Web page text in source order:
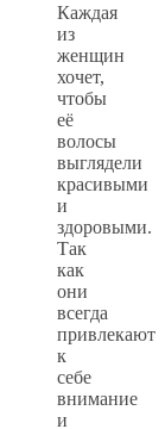
Каждая
из
женщин
хочет,
чтобы
её
волосы
выглядели
красивыми
и
здоровыми.
Так
как
они
всегда
привлекают
к
себе
внимание
и